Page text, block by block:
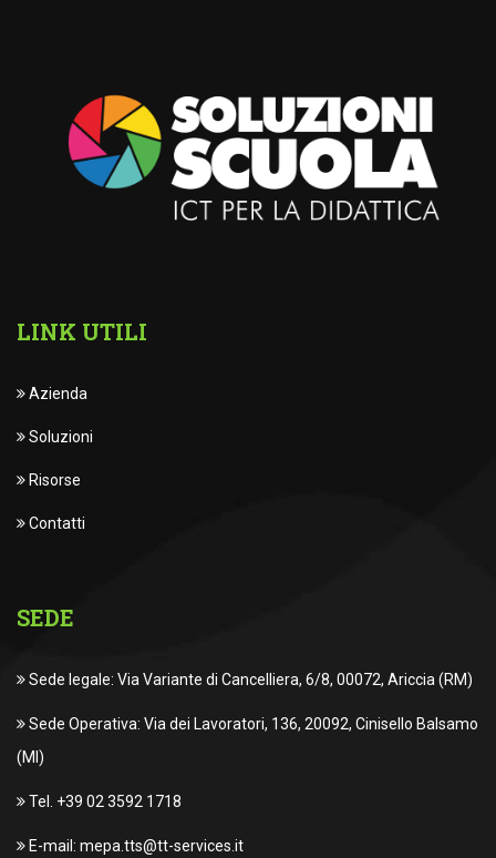
LINK UTILI
Azienda
Soluzioni
Risorse
Contatti
SEDE
Sede legale: Via Variante di Cancelliera, 6/8, 00072, Ariccia (RM)
Sede Operativa: Via dei Lavoratori, 136, 20092, Cinisello Balsamo
(MI)
Tel. +39 02 3592 1718
E-mail: mepa.tts@tt-services.it